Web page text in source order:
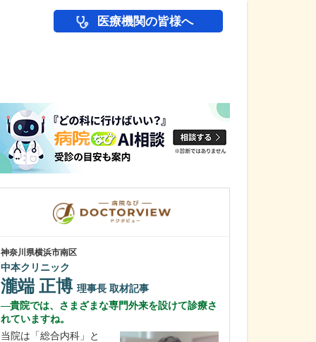
医療機関の皆様へ
神奈川県横浜市南区
中本クリニック
瀧端 正博 理事長 取材記事
貴院では、さまざまな専門外来を設けて診療さ
れていますね。
当院は「総合内科」と